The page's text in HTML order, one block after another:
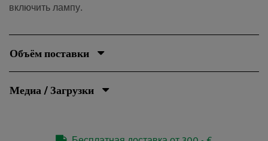
включить лампу.
Объём поставки
Медиа / Загрузки